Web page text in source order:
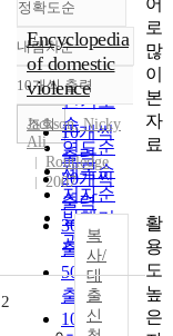
정확도순
정확도
순
인기도
순
연도순
제목순
저자순
발행기
관순
내림차순
내림차순
10개씩 출력
10개씩
출력
20개씩
출력
30개씩
출력
50개씩
출력
100개씩
조회
Encyclopedia
of domestic
violence
Jackson, Nicky
Ali
Routledge
2007
복
사/
대
출
신
2
어
로
많
이
본
자
료
활
용
도
높
은